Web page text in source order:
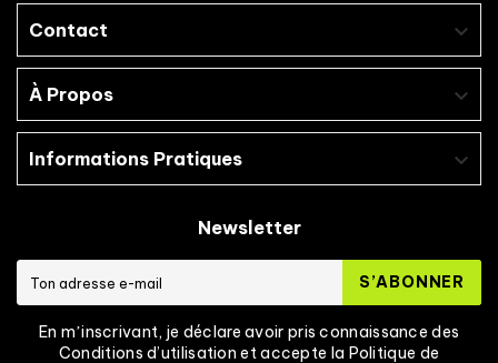
crustacés
Contact 
À Propos 
Informations Pratiques 
Newsletter
S’ABONNER
En mʼinscrivant, je déclare avoir pris connaissance des
Conditions d’utilisation et accepte la Politique de